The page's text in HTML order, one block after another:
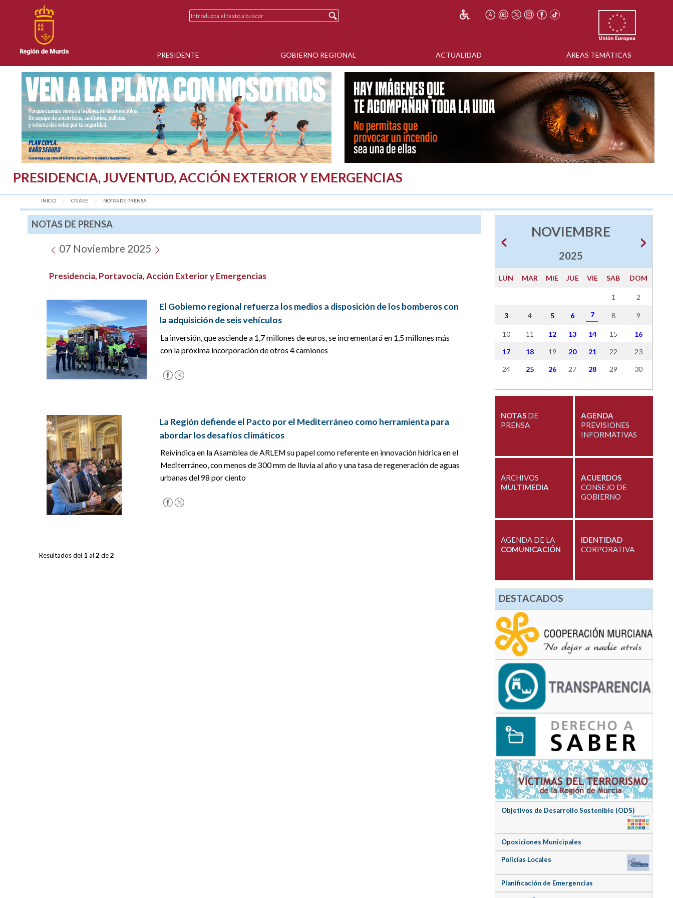
PRESIDENTE GOBIERNO REGIONAL ACTUALIDAD ÁREAS TEMÁTICAS
PRESIDENCIA, JUVENTUD, ACCIÓN EXTERIOR Y EMERGENCIAS
INICIO CPJAEE AQUÍ:
NOTAS DE PRENSA
NOTAS DE PRENSA
07 Noviembre 2025
Presidencia, Portavocía, Acción Exterior y Emergencias
El Gobierno regional refuerza los medios a disposición de los bomberos con
la adquisición de seis vehículos
La inversión, que asciende a 1,7 millones de euros, se incrementará en 1,5 millones más
con la próxima incorporación de otros 4 camiones
La Región defiende el Pacto por el Mediterráneo como herramienta para
abordar los desafíos climáticos
Reivindica en la Asamblea de ARLEM su papel como referente en innovación hídrica en el
Mediterráneo, con menos de 300 mm de lluvia al año y una tasa de regeneración de aguas
urbanas del 98 por ciento
Resultados del 1 al2de2
NOVIEMBRE
2025
LUN MAR MIE JUE VIE SAB DOM
1 2
3 4 5 6 7 8 9
10 11 12 13 14 15 16
17 18 19 20 21 22 23
24 25 26 27 28 29 30
NOTASDE
PRENSA
AGENDA
PREVISIONES
INFORMATIVAS
ARCHIVOS
MULTIMEDIA
ACUERDOS
CONSEJO DE
GOBIERNO
AGENDA DE LA
COMUNICACIÓN
IDENTIDAD
CORPORATIVA
DESTACADOS
Objetivos de Desarrollo Sostenible (ODS)
Oposiciones Municipales
Policías Locales
Planificación de Emergencias